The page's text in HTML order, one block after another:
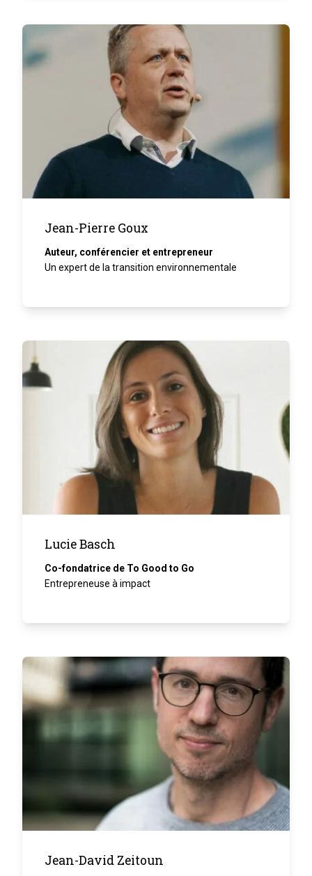
Jean-Pierre Goux
Auteur, conférencier et entrepreneur
Un expert de la transition environnementale
Lucie Basch
Co-fondatrice de To Good to Go
Entrepreneuse à impact
Jean-David Zeitoun